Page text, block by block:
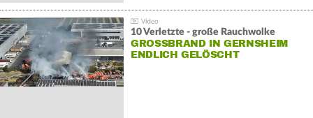
10 Verletzte - große Rauchwolke
GROSSBRAND IN GERNSHEIM E
NDLICH GELÖSCHT